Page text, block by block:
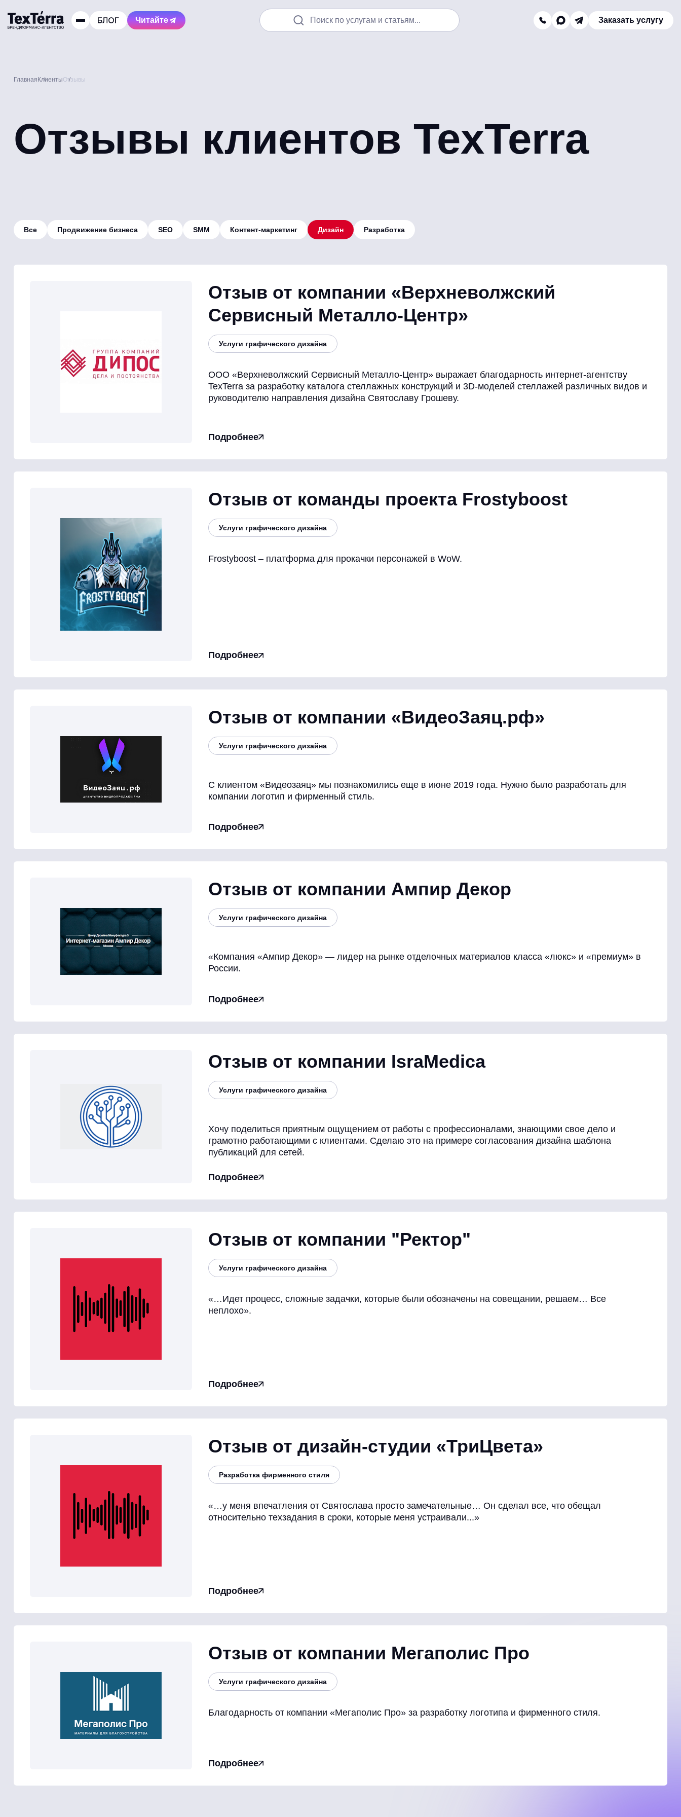
Читайте Поиск по услугам и статьям... Заказать услугу
Главная КлиентыОтзывы
Отзывы клиентов TexTerra
Все Продвижение бизнеса SEO SMM Контент-маркетинг Дизайн Разработка
Отзыв от компании «Верхневолжский
Сервисный Металло-Центр»
Услуги графического дизайна
ООО «Верхневолжский Сервисный Металло-Центр» выражает благодарность интернет-агентству
TexTerra за разработку каталога стеллажных конструкций и 3D-моделей стеллажей различных видов и
руководителю направления дизайна Святославу Грошеву.
Подробнее
Отзыв от команды проекта Frostyboost
Услуги графического дизайна
Frostyboost – платформа для прокачки персонажей в WoW.
Подробнее
Отзыв от компании «ВидеоЗаяц.рф»
Услуги графического дизайна
С клиентом «Видеозаяц» мы познакомились еще в июне 2019 года. Нужно было разработать для
компании логотип и фирменный стиль.
Подробнее
Отзыв от компании Ампир Декор
Услуги графического дизайна
«Компания «Ампир Декор» — лидер на рынке отделочных материалов класса «люкс» и «премиум» в
России.
Подробнее
Отзыв от компании IsraMedica
Услуги графического дизайна
Хочу поделиться приятным ощущением от работы с профессионалами, знающими свое дело и
грамотно работающими с клиентами. Сделаю это на примере согласования дизайна шаблона
публикаций для сетей.
Подробнее
Отзыв от компании "Ректор"
Услуги графического дизайна
«…Идет процесс, сложные задачки, которые были обозначены на совещании, решаем… Все
неплохо».
Подробнее
Отзыв от дизайн-студии «ТриЦвета»
Разработка фирменного стиля
«…у меня впечатления от Святослава просто замечательные… Он сделал все, что обещал
относительно техзадания в сроки, которые меня устраивали...»
Подробнее
Отзыв от компании Мегаполис Про
Услуги графического дизайна
Благодарность от компании «Мегаполис Про» за разработку логотипа и фирменного стиля.
Подробнее